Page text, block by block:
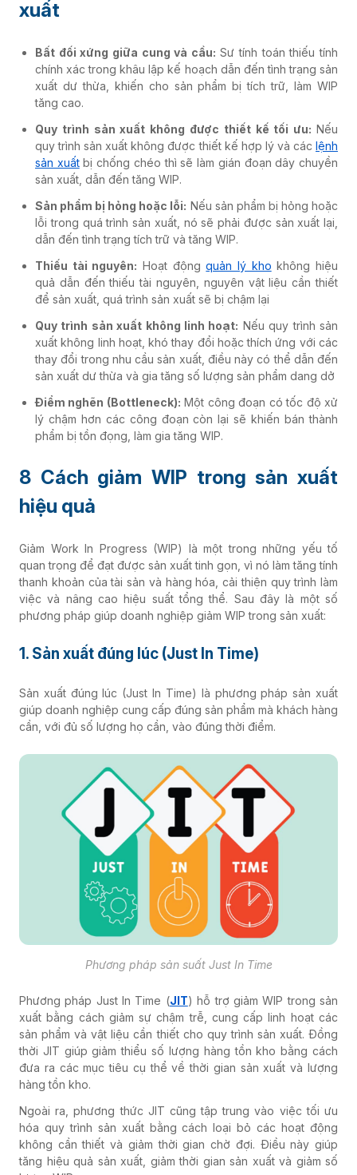
xuất
Bất đối xứng giữa cung và cầu: Sư tính toán thiếu tính
chính xác trong khâu lập kế hoạch dẫn đến tình trạng sản
xuất dư thừa, khiến cho sản phẩm bị tích trữ, làm WIP
tăng cao.
Quy trình sản xuất không được thiết kế tối ưu: Nếu
quy trình sản xuất không được thiết kế hợp lý và các lệnh
sản xuấtbị chống chéo thì sẽ làm gián đoạn dây chuyền
sản xuất, dẫn đến tăng WIP.
Sản phẩm bị hỏng hoặc lỗi: Nếu sản phẩm bị hỏng hoặc
lỗi trong quá trình sản xuất, nó sẽ phải được sản xuất lại,
dẫn đến tình trạng tích trữ và tăng WIP.
Thiếu tài nguyên: Hoạt độngquản lý kho không hiệu
quả dẫn đến thiếu tài nguyên, nguyên vật liệu cần thiết
để sản xuất, quá trình sản xuất sẽ bị chậm lại
Quy trình sản xuất không linh hoạt: Nếu quy trình sản
xuất không linh hoạt, khó thay đổi hoặc thích ứng với các
thay đổi trong nhu cầu sản xuất, điều này có thể dẫn đến
sản xuất dư thừa và gia tăng số lượng sản phẩm dang dở
Điểm nghẽn (Bottleneck): Một công đoạn có tốc độ xử
lý chậm hơn các công đoạn còn lại sẽ khiến bán thành
phẩm bị tồn đọng, làm gia tăng WIP.
8 Cách giảm WIP trong sản xuất
hiệu quả
Giảm Work In Progress (WIP) là một trong những yếu tố
quan trọng để đạt được sản xuất tinh gọn, vì nó làm tăng tính
thanh khoản của tài sản và hàng hóa, cải thiện quy trình làm
việc và nâng cao hiệu suất tổng thể. Sau đây là một số
phương pháp giúp doanh nghiệp giảm WIP trong sản xuất:
1. Sản xuất đúng lúc (Just In Time)
Sản xuất đúng lúc (Just In Time) là phương pháp sản xuất
giúp doanh nghiệp cung cấp đúng sản phẩm mà khách hàng
cần, với đủ số lượng họ cần, vào đúng thời điểm.
Phương pháp sản suất Just In Time
Phương pháp Just In Time (JIT) hỗ trợ giảm WIP trong sản
xuất bằng cách giảm sự chậm trễ, cung cấp linh hoạt các
sản phẩm và vật liệu cần thiết cho quy trình sản xuất. Đồng
thời JIT giúp giảm thiểu số lượng hàng tồn kho bằng cách
đưa ra các mục tiêu cụ thể về thời gian sản xuất và lượng
hàng tồn kho.
Ngoài ra, phương thức JIT cũng tập trung vào việc tối ưu
hóa quy trình sản xuất bằng cách loại bỏ các hoạt động
không cần thiết và giảm thời gian chờ đợi. Điều này giúp
tăng hiệu quả sản xuất, giảm thời gian sản xuất và giảm số